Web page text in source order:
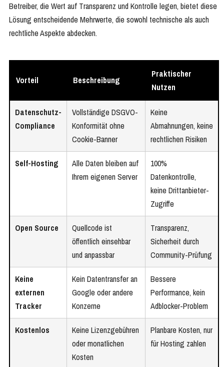
Betreiber, die Wert auf Transparenz und Kontrolle legen, bietet diese
Lösung entscheidende Mehrwerte, die sowohl technische als auch
rechtliche Aspekte abdecken.
Vorteil Beschreibung
Praktischer
Nutzen
Datenschutz-
Compliance
Vollständige DSGVO-
Konformität ohne
Cookie-Banner
Keine
Abmahnungen, keine
rechtlichen Risiken
Self-Hosting
Alle Daten bleiben auf
Ihrem eigenen Server
100%
Datenkontrolle,
keine Drittanbieter-
Zugriffe
Open Source
Quellcode ist
öffentlich einsehbar
und anpassbar
Transparenz,
Sicherheit durch
Community-Prüfung
Keine
externen
Tracker
Kein Datentransfer an
Google oder andere
Konzerne
Bessere
Performance, kein
Adblocker-Problem
Kostenlos
Keine Lizenzgebühren
oder monatlichen
Kosten
Planbare Kosten, nur
für Hosting zahlen